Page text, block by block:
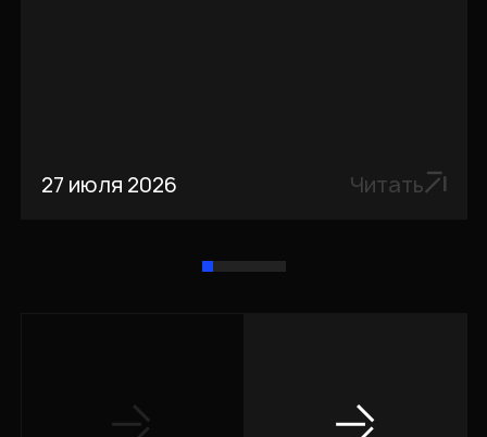
27 июля 2026 Читать